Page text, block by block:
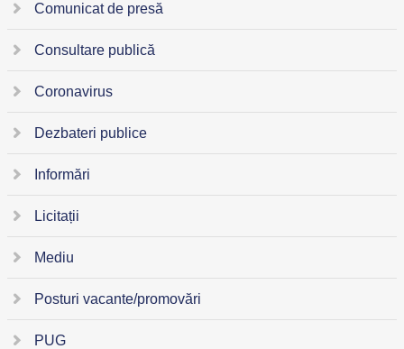
Comunicat de presă
Consultare publică
Coronavirus
Dezbateri publice
Informări
Licitații
Mediu
Posturi vacante/promovări
PUG